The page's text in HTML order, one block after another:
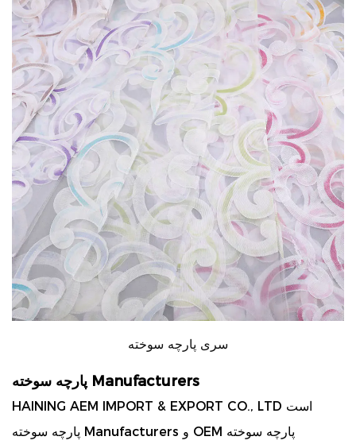
سری پارچه سوخته
پارچه سوخته Manufacturers
HAINING AEM IMPORT & EXPORT CO., LTD است
پارچه سوخته Manufacturers
OEM پارچه سوخته